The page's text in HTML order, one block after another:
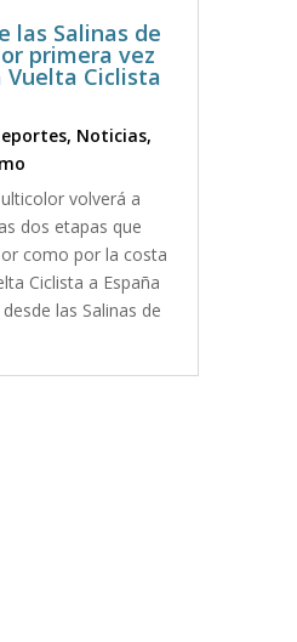
las Salinas de
primera vez
Vuelta Ciclista
, Noticias,
volverá a
dos etapas que
como por la costa
Ciclista a España
las Salinas de